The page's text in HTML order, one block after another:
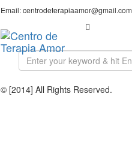
Email: centrodeterapiaamor@gmail.com
© [2014] All Rights Reserved.